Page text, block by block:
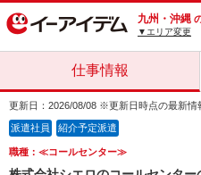
九州・沖縄
▼エリア変更
仕事情報
更新日：2026/08/08 ※更新日時点の最新情
派遣社員 紹介予定派遣
職種：≪コールセンター≫